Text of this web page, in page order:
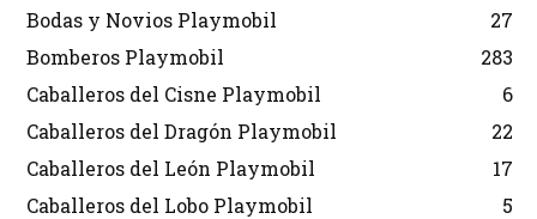
Bodas y Novios Playmobil
27
Bomberos Playmobil
283
Caballeros del Cisne Playmobil
6
Caballeros del Dragón Playmobil
22
Caballeros del León Playmobil
17
Caballeros del Lobo Playmobil
5